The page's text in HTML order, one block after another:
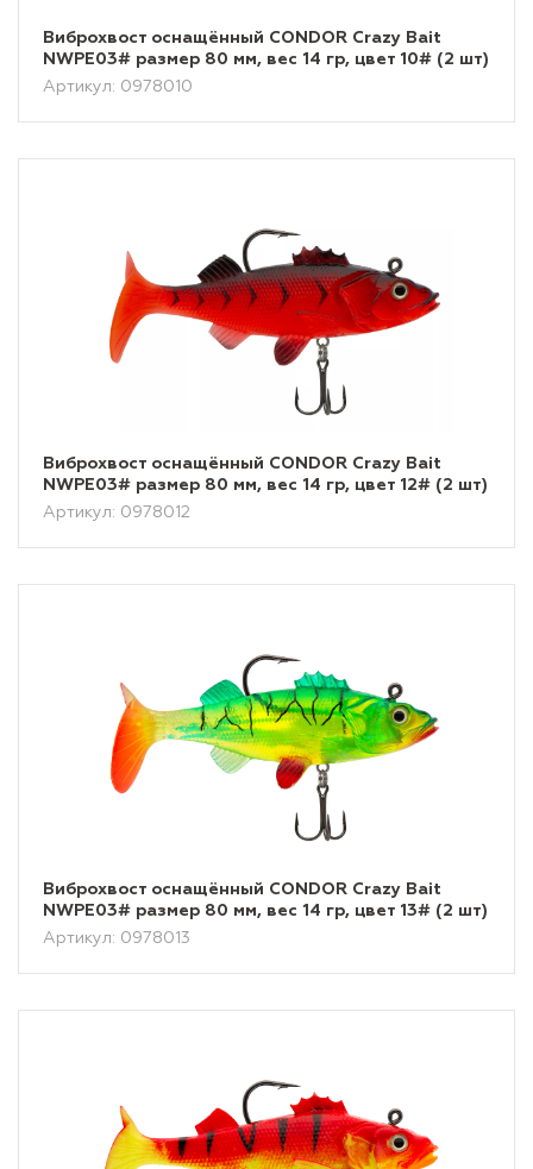
Виброхвост оснащённый CONDOR Crazy Bait
NWPE03# размер 80 мм, вес 14 гр, цвет 10# (2 шт)
Артикул: 0978010
Виброхвост оснащённый CONDOR Crazy Bait
NWPE03# размер 80 мм, вес 14 гр, цвет 12# (2 шт)
Артикул: 0978012
Виброхвост оснащённый CONDOR Crazy Bait
NWPE03# размер 80 мм, вес 14 гр, цвет 13# (2 шт)
Артикул: 0978013